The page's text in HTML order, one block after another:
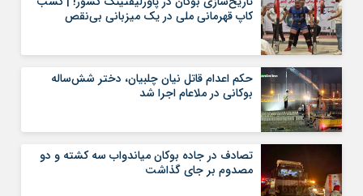
کاپ قهرمانی ملی در یک میزبانی بی‌نقص
حکم اعدام قاتل نیان چلبیان، دختر شش‌ساله
بوکانی در ملاعام اجرا شد
تصادف در جاده بوکان میاندواب سه کشته و دو
مصدوم بر جای گذاشت